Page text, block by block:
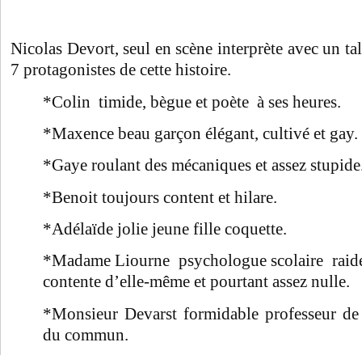
Nicolas Devort, seul en scène interprète avec un
7 protagonistes de cette histoire.
*Colin timide, bègue et poète à ses heures.
*Maxence beau garçon élégant, cultivé et gay.
*Gaye roulant des mécaniques et assez
*Benoit toujours content et hilare.
*Adélaïde jolie jeune fille coquette.
*Madame Liourne psychologue scolaire
contente d’elle-même et pourtant assez nulle.
*Monsieur Devarst formidable professeur
du commun.